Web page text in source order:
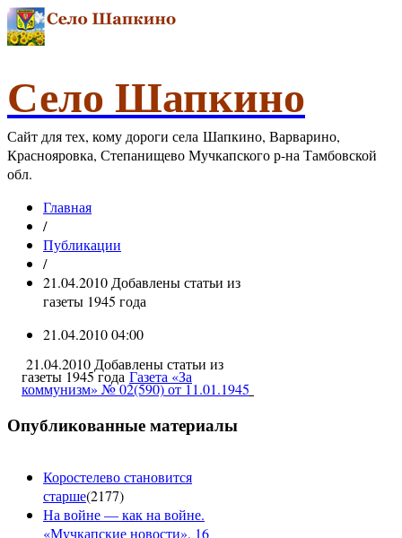
Село Шапкино
Сайт для тех, кому дороги села Шапкино, Варварино,
Краснояровка, Степанищево Мучкапского р-на Тамбовской
обл.
Главная
/
Публикации
/
21.04.2010 Добавлены статьи из
газеты 1945 года
21.04.2010 04:00
21.04.2010 Добавлены статьи из
газеты 1945 года Газета «За
коммунизм» № 02(590) от 11.01.1945
Опубликованные материалы
Коростелево становится
старше(2177)
На войне — как на войне.
«Мучкапские новости», 16